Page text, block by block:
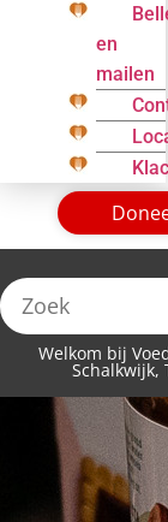
en
mailen
Welkom bij
Schalkwijk,